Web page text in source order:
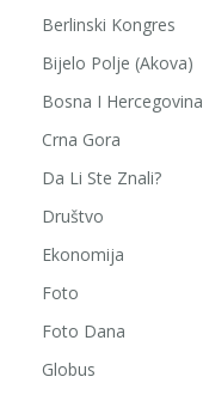
Berlinski Kongres
Bijelo Polje (Akova)
Bosna I Hercegovina
Crna Gora
Da Li Ste Znali?
Društvo
Ekonomija
Foto
Foto Dana
Globus